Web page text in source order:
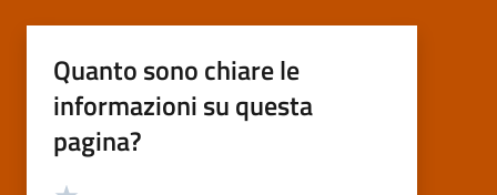
Quanto sono chiare le
informazioni su questa
pagina?
Valutazione